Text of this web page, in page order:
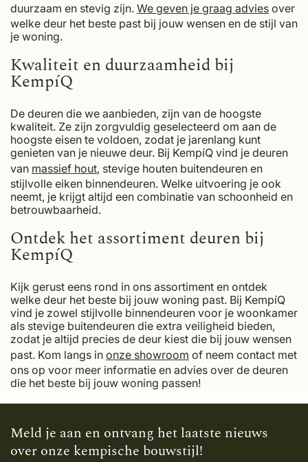
duurzaam en stevig zijn. We geven je graag advies over
welke deur het beste past bij jouw wensen en de stijl van
je woning.
Kwaliteit en duurzaamheid bij
KempíQ
De deuren die we aanbieden, zijn van de hoogste
kwaliteit. Ze zijn zorgvuldig geselecteerd om aan de
hoogste eisen te voldoen, zodat je jarenlang kunt
genieten van je nieuwe deur. Bij KempíQ vind je deuren
van massief hout, stevige houten buitendeuren en
stijlvolle eiken binnendeuren. Welke uitvoering je ook
neemt, je krijgt altijd een combinatie van schoonheid en
betrouwbaarheid.
Ontdek het assortiment deuren bij
KempíQ
Kijk gerust eens rond in ons assortiment en ontdek
welke deur het beste bij jouw woning past. Bij KempíQ
vind je zowel stijlvolle binnendeuren voor je woonkamer
als stevige buitendeuren die extra veiligheid bieden,
zodat je altijd precies de deur kiest die bij jouw wensen
past. Kom langs in onze showroom of neem contact met
ons op voor meer informatie en advies over de deuren
die het beste bij jouw woning passen!
Meld je aan en ontvang het laatste nieuws
over onze kempische bouwstijl!